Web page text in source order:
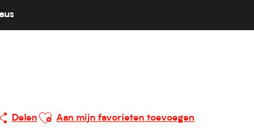
Delen
Ajouter aux favoris
Aan mijn favorieten toevoegen